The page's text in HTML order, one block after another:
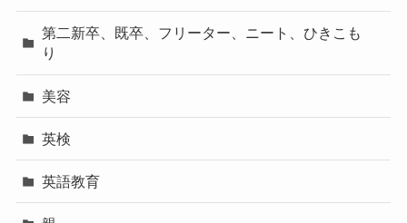
第二新卒、既卒、フリーター、ニート、ひきこも
り
美容
英検
英語教育